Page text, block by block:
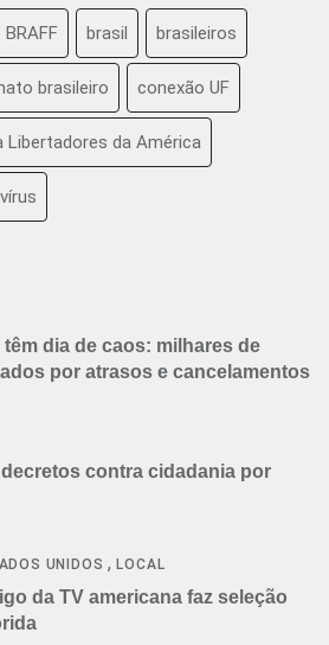
BRAFF brasil brasileiros
brasileiro conexão UF
Libertadores da América
dia de caos: milhares de
por atrasos e cancelamentos
contra cidadania por
UNIDOS ,LOCAL
da TV americana faz seleção